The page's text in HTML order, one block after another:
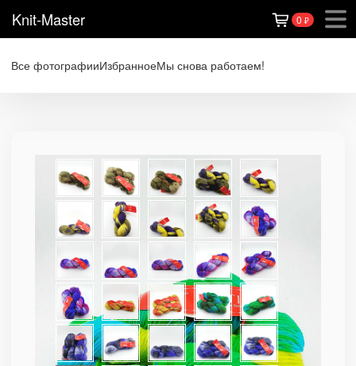
Knit-Master 0 ₽
Все фотографииИзбранноеМы снова работаем!